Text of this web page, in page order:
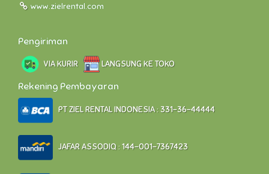
www.zielrental.com
Pengiriman
VIA KURIR LANGSUNG KE TOKO
Rekening Pembayaran
PT ZIEL RENTAL INDONESIA : 331-36-44444
JAFAR ASSODIQ : 144-001-7367423